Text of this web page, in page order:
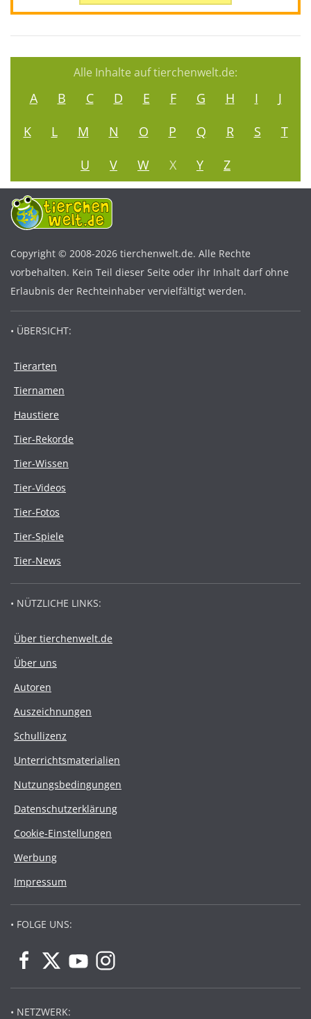
Alle Inhalte auf tierchenwelt.de:
A B C D E F G H I
J
K
L M N O P Q R S
T
U
V W X Y Z
Copyright © 2008-2026 tierchenwelt.de. Alle Rechte
vorbehalten. Kein Teil dieser Seite oder ihr Inhalt darf ohne
Erlaubnis der Rechteinhaber vervielfältigt werden.
• ÜBERSICHT:
Tierarten
Tiernamen
Haustiere
Tier-Rekorde
Tier-Wissen
Tier-Videos
Tier-Fotos
Tier-Spiele
Tier-News
• NÜTZLICHE LINKS:
Über tierchenwelt.de
Über uns
Autoren
Auszeichnungen
Schullizenz
Unterrichtsmaterialien
Nutzungsbedingungen
Datenschutzerklärung
Cookie-Einstellungen
Werbung
Impressum
• FOLGE UNS:
• NETZWERK: